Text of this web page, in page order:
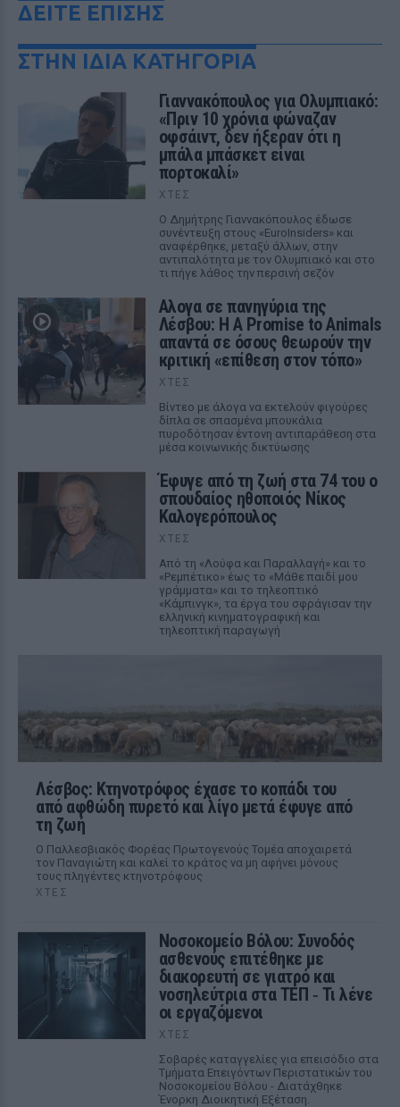
ΔΕΙΤΕ ΕΠΙΣΗΣ
ΣΤΗΝ ΙΔΙΑ ΚΑΤΗΓΟΡΙΑ
Γιαννακόπουλος για Ολυμπιακό:
«Πριν 10 χρόνια φώναζαν
οφσάιντ, δεν ήξεραν ότι η
μπάλα μπάσκετ είναι
πορτοκαλί»
ΧΤΕΣ
Ο Δημήτρης Γιαννακόπουλος έδωσε
συνέντευξη στους «EuroInsiders» και
αναφέρθηκε, μεταξύ άλλων, στην
αντιπαλότητα με τον Ολυμπιακό και στο
τι πήγε λάθος την περσινή σεζόν
Αλογα σε πανηγύρια της
Λέσβου: Η A Promise to Animals
απαντά σε όσους θεωρούν την
κριτική «επίθεση στον τόπο»
ΧΤΕΣ
Βίντεο με άλογα να εκτελούν φιγούρες
δίπλα σε σπασμένα μπουκάλια
πυροδότησαν έντονη αντιπαράθεση στα
μέσα κοινωνικής δικτύωσης
Έφυγε από τη ζωή στα 74 του ο
σπουδαίος ηθοποιός Νίκος
Καλογερόπουλος
ΧΤΕΣ
Από τη «Λούφα και Παραλλαγή» και το
«Ρεμπέτικο» έως το «Μάθε παιδί μου
γράμματα» και το τηλεοπτικό
«Κάμπινγκ», τα έργα του σφράγισαν την
ελληνική κινηματογραφική και
τηλεοπτική παραγωγή
Λέσβος: Κτηνοτρόφος έχασε το κοπάδι του
από αφθώδη πυρετό και λίγο μετά έφυγε από
τη ζωή
Ο Παλλεσβιακός Φορέας Πρωτογενούς Τομέα αποχαιρετά
τον Παναγιώτη και καλεί το κράτος να μη αφήνει μόνους
τους πληγέντες κτηνοτρόφους
ΧΤΕΣ
Νοσοκομείο Βόλου: Συνοδός
ασθενούς επιτέθηκε με
διακορευτή σε γιατρό και
νοσηλεύτρια στα ΤΕΠ ‑ Τι λένε
οι εργαζόμενοι
ΧΤΕΣ
Σοβαρές καταγγελίες για επεισόδιο στα
Τμήματα Επειγόντων Περιστατικών του
Νοσοκομείου Βόλου - Διατάχθηκε
Ένορκη Διοικητική Εξέταση.